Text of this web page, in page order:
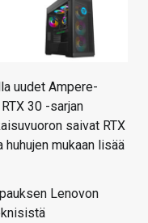
uudet Ampere-
30 -sarjan
saivat RTX
huhujen mukaan lisää
Lenovon